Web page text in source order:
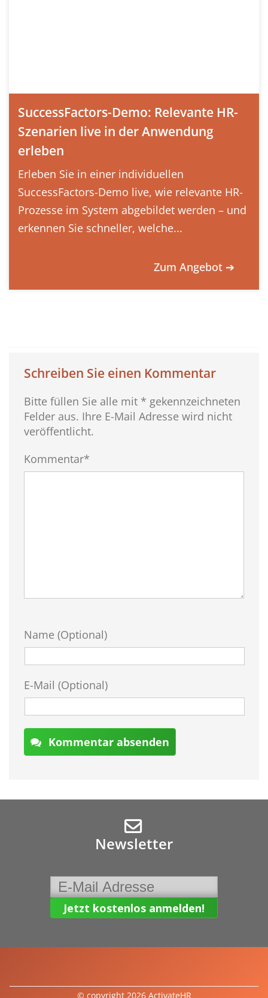
SuccessFactors-Demo: Relevante HR-
Szenarien live in der Anwendung
erleben
Erleben Sie in einer individuellen
SuccessFactors-Demo live, wie relevante HR-
Prozesse im System abgebildet werden – und
erkennen Sie schneller, welche...
Zum Angebot ➔
Schreiben Sie einen Kommentar
Bitte füllen Sie alle mit * gekennzeichneten
Felder aus. Ihre E-Mail Adresse wird nicht
veröffentlicht.
Kommentar*
Name (Optional)
E-Mail (Optional)
Kommentar absenden
Newsletter
© copyright 2026 ActivateHR